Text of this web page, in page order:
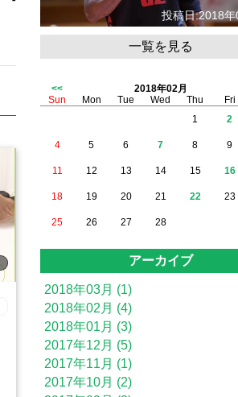
投稿日:2018
一覧を見る
<< 2018年02月
Sun
Mon Tue Wed Thu Fri
1
2
4 5 6 7 8 9
11 12 13 14 15 16
18 19 20 21 22 23
25 26 27 28
アーカイブ
2018年03月 (1)
2018年02月 (4)
2018年01月 (3)
2017年12月 (5)
2017年11月 (1)
2017年10月 (2)